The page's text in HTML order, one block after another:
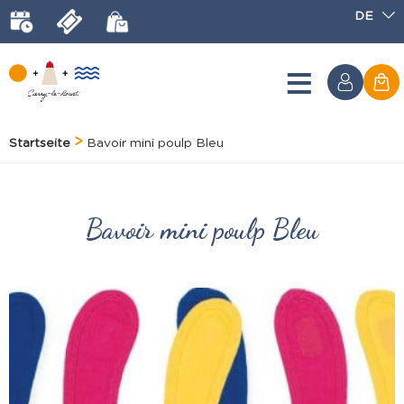
DE
Startseite Bavoir mini poulp Bleu
Bavoir mini poulp Bleu